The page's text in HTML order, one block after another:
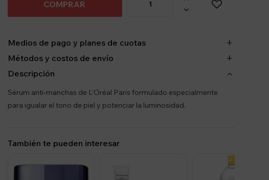
COMPRAR

Medios de pago y planes de cuotas
Métodos y costos de envío
Descripción
Sérum anti‑manchas de L’Oréal Paris formulado especialmente
para igualar el tono de piel y potenciar la luminosidad.
También te pueden interesar